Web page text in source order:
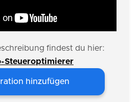
findest du hier:
Steueroptimierer
hinzufügen